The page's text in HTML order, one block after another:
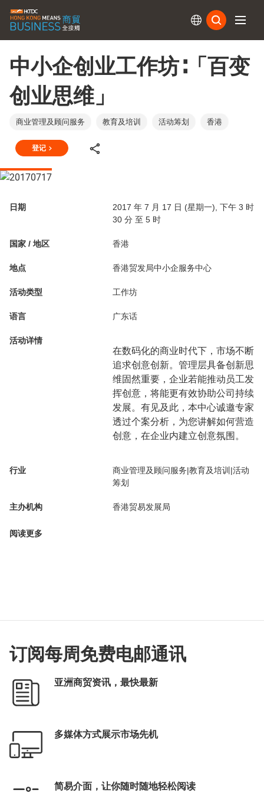
中小企创业工作坊∶「百变
创业思维」
商业管理及顾问服务 教育及培训 活动筹划 香港
登记
日期
2017 年 7 月 17 日 (星期一), 下午 3 时
30 分 至 5 时
国家 / 地区 香港
地点 香港贸发局中小企服务中心
活动类型 工作坊
语言 广东话
活动详情
在数码化的商业时代下，市场不断
追求创意创新。管理层具备创新思
维固然重要，企业若能推动员工发
挥创意，将能更有效协助公司持续
发展。有见及此，本中心诚邀专家
透过个案分析，为您讲解如何营造
创意，在企业内建立创意氛围。
行业
商业管理及顾问服务|教育及培训|活动
筹划
主办机构 香港贸易发展局
阅读更多
订阅每周免费电邮通讯
亚洲商贸资讯，最快最新
多媒体方式展示市场先机
简易介面，让你随时随地轻松阅读